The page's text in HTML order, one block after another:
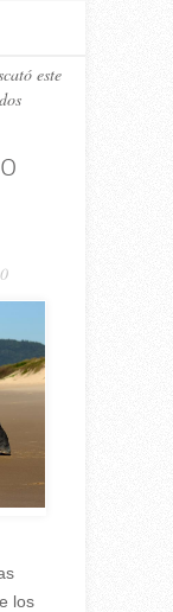
este
los